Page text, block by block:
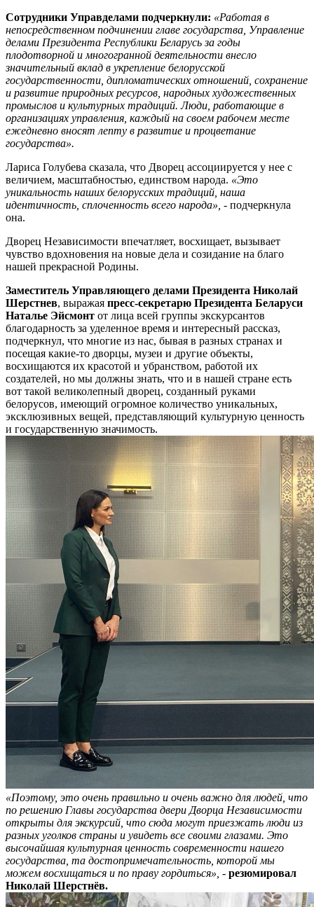
Сотрудники Управделами подчеркнули: «Работая в
непосредственном подчинении главе государства, Управление
делами Президента Республики Беларусь за годы
плодотворной и многогранной деятельности внесло
значительный вклад в укрепление белорусской
государственности, дипломатических отношений, сохранение
и развитие природных ресурсов, народных художественных
промыслов и культурных традиций. Люди, работающие в
организациях управления, каждый на своем рабочем месте
ежедневно вносят лепту в развитие и процветание
государства».
Лариса Голубева сказала, что Дворец ассоциируется у нее с
величием, масштабностью, единством народа. «Это
уникальность наших белорусских традиций, наша
идентичность, сплоченность всего народа», - подчеркнула
она.
Дворец Независимости впечатляет, восхищает, вызывает
чувство вдохновения на новые дела и созидание на благо
нашей прекрасной Родины.
Заместитель Управляющего делами Президента Николай
Шерстнев, выражая пресс-секретарю Президента Беларуси
Наталье Эйсмонт от лица всей группы экскурсантов
благодарность за уделенное время и интересный рассказ,
подчеркнул, что многие из нас, бывая в разных странах и
посещая какие-то дворцы, музеи и другие объекты,
восхищаются их красотой и убранством, работой их
создателей, но мы должны знать, что и в нашей стране есть
вот такой великолепный дворец, созданный руками
белорусов, имеющий огромное количество уникальных,
эксклюзивных вещей, представляющий культурную ценность
и государственную значимость.
«Поэтому, это очень правильно и очень важно для людей, что
по решению Главы государства двери Дворца Независимости
открыты для экскурсий, что сюда могут приезжать люди из
разных уголков страны и увидеть все своими глазами. Это
высочайшая культурная ценность современности нашего
государства, та достопримечательность, которой мы
можем восхищаться и по праву гордиться», - резюмировал
Николай Шерстнёв.